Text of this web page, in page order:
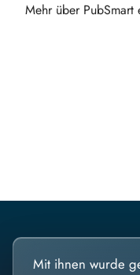
Mehr über PubSmart
Mit ihnen wurde